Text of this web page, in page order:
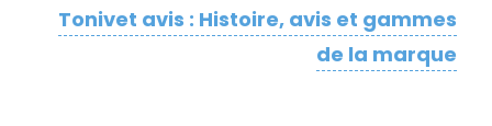
Tonivet avis : Histoire, avis et gammes
de la marque